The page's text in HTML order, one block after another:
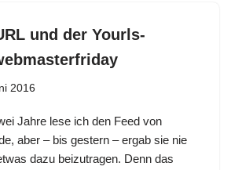
und der Yourls-
2016
Jahre lese ich den Feed von
aber – bis gestern – ergab sie nie
dazu beizutragen. Denn das